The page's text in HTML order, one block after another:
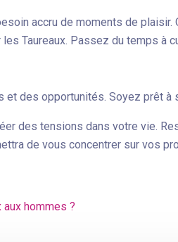
accru de moments de
Taureaux. Passez du temps à
et des opportunités. Soyez prêt
des tensions dans votre vie.
de vous concentrer sur vos
hommes ?